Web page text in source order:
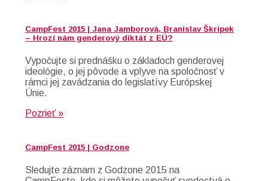
CampFest 2015 | Jana Jamborová, Branislav Škripek
– Hrozí nám genderový diktát z EÚ?
Vypočujte si prednášku o základoch genderovej
ideológie, o jej pôvode a vplyve na spoločnosť v
rámci jej zavádzania do legislatívy Európskej
Únie.
Pozrieť »
CampFest 2015 | Godzone
Sledujte záznam z Godzone 2015 na